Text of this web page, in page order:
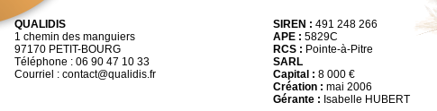
QUALIDIS
1 chemin des manguiers
97170 PETIT-BOURG
Téléphone : 06 90 47 10 33
Courriel : contact@qualidis.fr
SIREN : 491 248 266
APE : 5829C
RCS : Pointe-à-Pitre
SARL
Capital : 8 000 €
Création : mai 2006
Gérante : Isabelle HUBERT